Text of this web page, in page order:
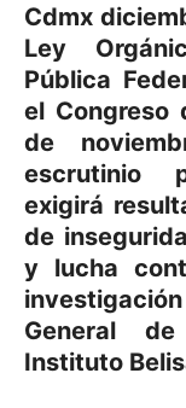
Cdmx
Ley
Pública
el Congreso
de
escrutinio
exigirá
de
y lucha
General
Instituto